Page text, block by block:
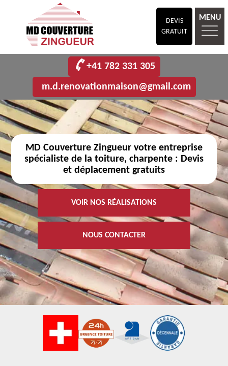
DEVIS
GRATUIT
MENU
+41 782 331 305
m.d.renovationmaison@gmail.com
MD Couverture Zingueur votre entreprise
spécialiste de la toiture, charpente : Devis
et déplacement gratuits
VOIR NOS RÉALISATIONS
NOUS CONTACTER